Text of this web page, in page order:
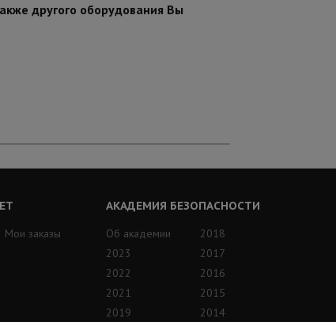
другого оборудования Вы
Мои заказы
АКАДЕМИЯ БЕЗОПАСНОСТИ
Об академии
2023
2022
2021
2019
2018
2017
2016
2015
2014